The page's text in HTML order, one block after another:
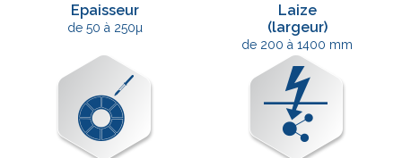
Epaisseur
de 50 à 250µ
Laize
(largeur)
de 200 à 1400 mm